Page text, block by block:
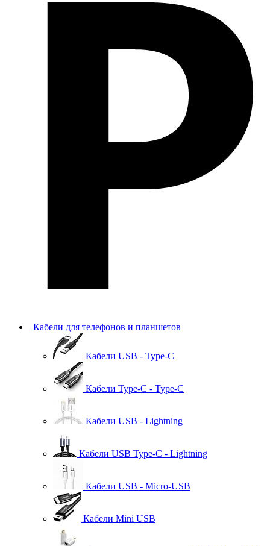
Кабели для телефонов и планшетов
Кабели USB - Type-C
Кабели Type-C - Type-C
Кабели USB - Lightning
Кабели USB Type-C - Lightning
Кабели USB - Micro-USB
Кабели Mini USB